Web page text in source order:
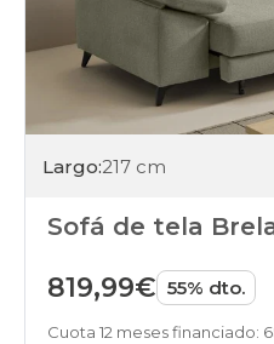
Largo:217 cm
Sofá de tela
819,99€ 55% dto.
Cuota 12 meses financiado: